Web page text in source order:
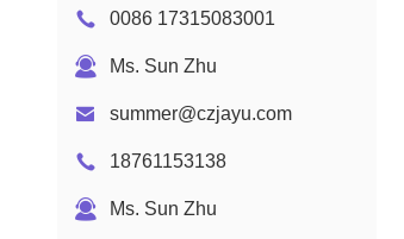
0086 17315083001
Ms. Sun Zhu
summer@czjayu.com
18761153138
Ms. Sun Zhu